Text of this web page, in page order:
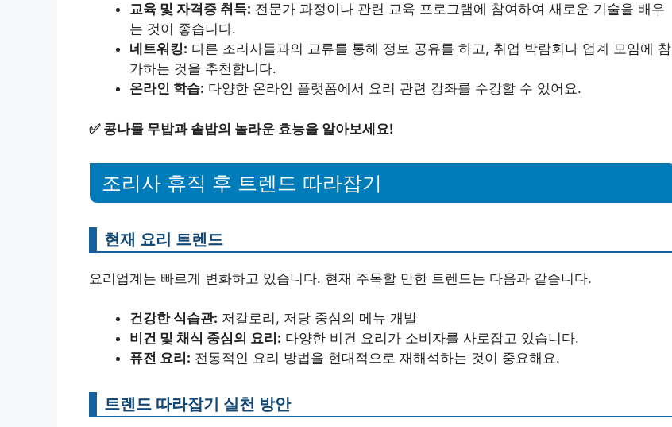
교육 및 자격증 취득: 전문가 과정이나 관련 교육 프로그램에 참여하여 새로운 기술을 배우
는 것이 좋습니다.
네트워킹: 다른 조리사들과의 교류를 통해 정보 공유를 하고, 취업 박람회나 업계 모임에 참
가하는 것을 추천합니다.
온라인 학습: 다양한 온라인 플랫폼에서 요리 관련 강좌를 수강할 수 있어요.
✅ 콩나물 무밥과 솥밥의 놀라운 효능을 알아보세요!
조리사 휴직 후 트렌드 따라잡기
현재 요리 트렌드
요리업계는 빠르게 변화하고 있습니다. 현재 주목할 만한 트렌드는 다음과 같습니다.
건강한 식습관: 저칼로리, 저당 중심의 메뉴 개발
비건 및 채식 중심의 요리: 다양한 비건 요리가 소비자를 사로잡고 있습니다.
퓨전 요리: 전통적인 요리 방법을 현대적으로 재해석하는 것이 중요해요.
트렌드 따라잡기 실천 방안